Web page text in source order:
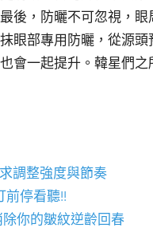
後，防曬不可忽視，
眼部專用防曬，從源
會一起提升。韓星們
調整強度與節奏
前停看聽!!
你的皺紋逆齡回春